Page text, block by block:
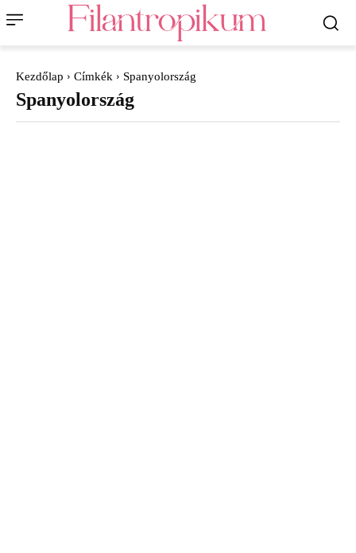
Kezdőlap Címkék Spanyolország
Spanyolország